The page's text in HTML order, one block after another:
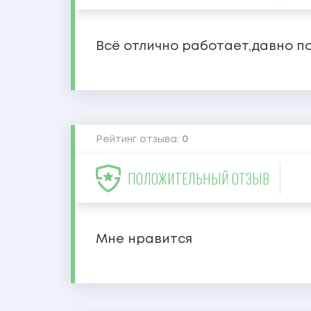
Всё отлично работает,давно
Рейтинг отзыва: 0
ПОЛОЖИТЕЛЬНЫЙ ОТЗЫВ
Мне нравится